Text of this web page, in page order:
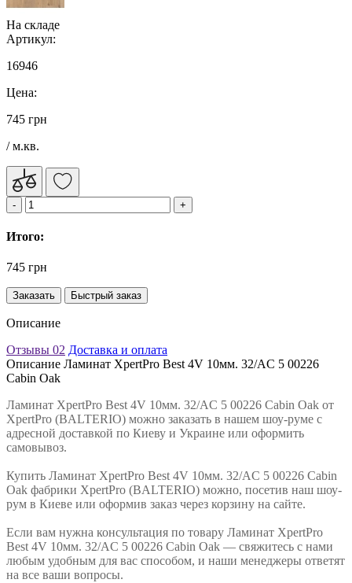
На складе
Артикул:
16946
Цена:
745 грн
/ м.кв.
Итого:
745 грн
Заказать Быстрый заказ
Описание
Отзывы 02 Доставка и оплата
Описание Ламинат XpertPro Best 4V 10мм. 32/AC 5 00226
Cabin Oak
Ламинат XpertPro Best 4V 10мм. 32/AC 5 00226 Cabin Oak от
XpertPro (BALTERIO) можно заказать в нашем шоу-руме с
адресной доставкой по Киеву и Украине или оформить
самовывоз.
Купить Ламинат XpertPro Best 4V 10мм. 32/AC 5 00226 Cabin
Oak фабрики XpertPro (BALTERIO) можно, посетив наш шоу-
рум в Киеве или оформив заказ через корзину на сайте.
Если вам нужна консультация по товару Ламинат XpertPro
Best 4V 10мм. 32/AC 5 00226 Cabin Oak — свяжитесь с нами
любым удобным для вас способом, и наши менеджеры ответят
на все ваши вопросы.